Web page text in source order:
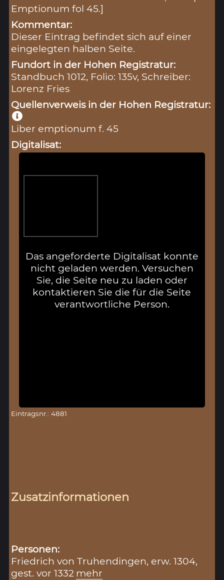
Emptionum fol 45.]
Kommentar:
Dieser Eintrag befindet sich auf einer
eingelegten halben Seite.
Fundort in der Hohen Registratur:
Standbuch 1012, Folio: 135v, Schreiber:
Lorenz Fries
Quellenverweis in der Hohen Registratur:
Liber emptionum f. 45
Digitalisat:
Das angeforderte Digitalisat konnte
nicht geladen werden. Versuchen
Sie, die Seite neu zu laden oder
kontaktieren Sie die für die Seite
verantwortliche Person.
Eintragsnr.: 4881
Zusatzinformationen
Personen:
Friedrich von Truhendingen, erw. 1304,
gest. vor 1332 mehr